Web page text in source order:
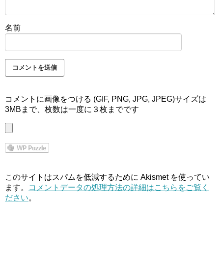
名前
コメントに画像をつける (GIF, PNG, JPG, JPEG)サイズは
3MBまで、枚数は一度に３枚までです
このサイトはスパムを低減するために Akismet を使ってい
ます。
コメントデータの処理方法の詳細はこちらをご覧く
ださい。